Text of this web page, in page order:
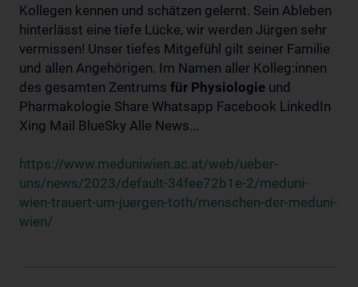
Kollegen kennen und schätzen gelernt. Sein Ableben
hinterlässt eine tiefe Lücke, wir werden Jürgen sehr
vermissen! Unser tiefes Mitgefühl gilt seiner Familie
und allen Angehörigen. Im Namen aller Kolleg:innen
des gesamten Zentrums für Physiologie und
Pharmakologie Share Whatsapp Facebook LinkedIn
Xing Mail BlueSky Alle News...
https://www.meduniwien.ac.at/web/ueber-
uns/news/2023/default-34fee72b1e-2/meduni-
wien-trauert-um-juergen-toth/menschen-der-meduni-
wien/